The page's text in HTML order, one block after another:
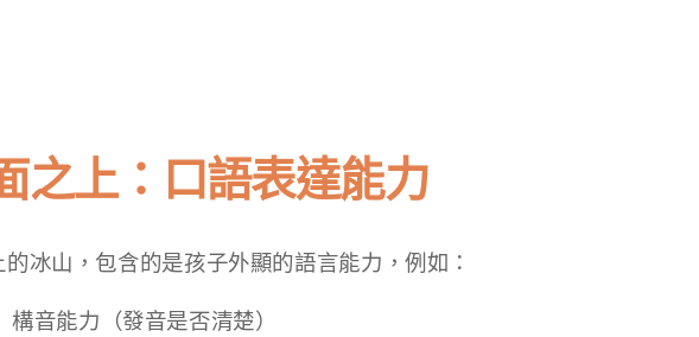
之上：口語表達能力
的冰山，包含的是孩子外顯的語言能力，例如：
構音能力（發音是否清楚）